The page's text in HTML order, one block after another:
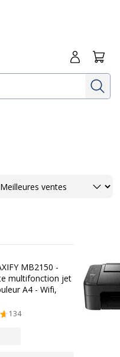
Me
MB2150 -
multifonction jet
A4 - Wifi,
134